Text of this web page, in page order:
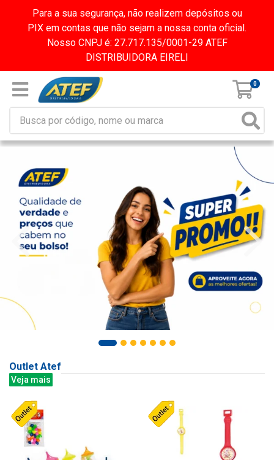
Para a sua segurança, não realizem depósitos ou
PIX em contas que não sejam a nossa conta oficial.
Nosso CNPJ é: 27.717.135/0001-29 ATEF
DISTRIBUIDORA EIRELI
0
Outlet Atef
Veja mais